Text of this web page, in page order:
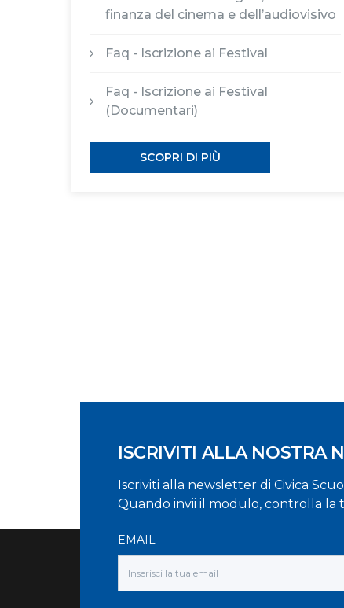
finanza del cinema e dell’audiovisivo
Faq - Iscrizione ai Festival
Faq - Iscrizione ai Festival
(Documentari)
SCOPRI DI PIÙ
ISCRIVITI ALLA NOSTRA
Iscriviti alla newsletter di Civica
Quando invii il modulo, controlla la
EMAIL